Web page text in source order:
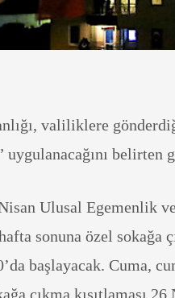
valiliklere
uygulanacağını belirten
Ulusal Egemenlik
sonuna özel sokağa
başlayacak. Cuma,
çıkma kısıtlaması